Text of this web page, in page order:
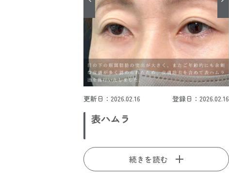
更新日：2026.02.16 登録日：2026.02.16
表ハムラ
続きを読む